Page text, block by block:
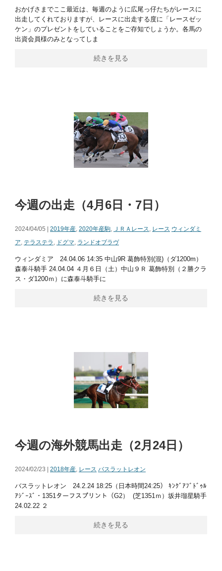
おかげさまでここ最近は、毎週のように広尾っ仔たちがレースに
出走してくれておりますが、レースに出走する度に「レースゼッ
ケン」のプレゼントをしていることをご存知でしょうか。各馬の
出資会員様のみとなってしま
続きを見る
今週の出走（4月6日・7日）
2024/04/05 | 2019年産, 2020年産駒, ＪＲＡレース, レース ウィンダミ
ア, テラステラ , ドグマ, ランドオブラヴ
ウィンダミア 24.04.06 14:35 中山9R 葛飾特別(混)（ダ1200m）
森泰斗騎手 24.04.04 ４月６日（土）中山９Ｒ 葛飾特別（２勝クラ
ス・ダ1200ｍ）に森泰斗騎手に
続きを見る
今週の海外競馬出走（2月24日）
2024/02/23 | 2018年産 レース バスラットレオン
バスラットレオン 24.2.24 18:25（日本時間24:25） ｷﾝｸﾞｱﾌﾞﾄﾞｩﾙ
ｱｼﾞｰｽﾞ・1351ターフスプリント（G2） (芝1351ｍ）坂井瑠星騎手
24.02.22 ２
続きを見る